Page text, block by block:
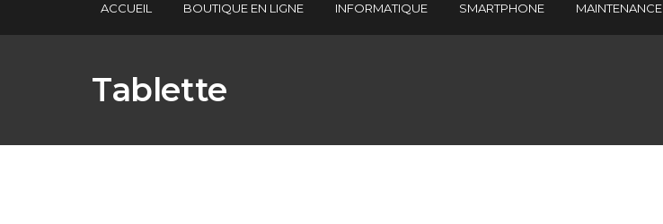
ACCUEIL BOUTIQUE EN LIGNE INFORMATIQUE SMARTPHONE MAINTENANCE
Tablette